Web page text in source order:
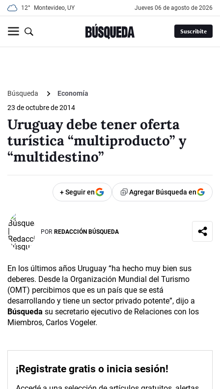
12° Montevideo, UY jueves 06 de agosto de 2026
Suscribite
Búsqueda
Economía
23 de octubre de 2014
Uruguay debe tener oferta
turística “multiproducto” y
“multidestino”
+ Seguir en Agregar Búsqueda en
POR REDACCIÓN BÚSQUEDA
En los últimos años Uruguay “ha hecho muy bien sus
deberes. Desde la Organización Mundial del Turismo
(OMT) percibimos que es un país que se está
desarrollando y tiene un sector privado potente”, dijo a
Búsqueda su secretario ejecutivo de Relaciones con los
Miembros, Carlos Vogeler.
¡Registrate gratis o inicia sesión!